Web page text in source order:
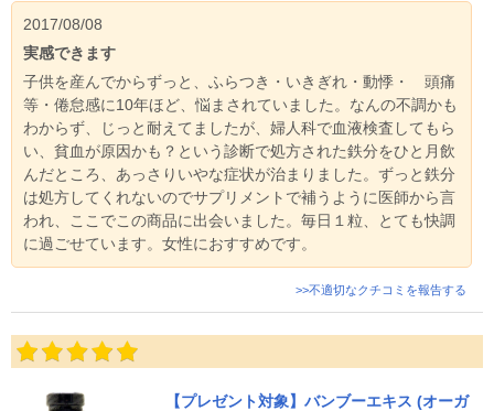
2017/08/08
実感できます
子供を産んでからずっと、ふらつき・いきぎれ・動悸・ 頭痛
等・倦怠感に10年ほど、悩まされていました。なんの不調かも
わからず、じっと耐えてましたが、婦人科で血液検査してもら
い、貧血が原因かも？という診断で処方された鉄分をひと月飲
んだところ、あっさりいやな症状が治まりました。ずっと鉄分
は処方してくれないのでサプリメントで補うように医師から言
われ、ここでこの商品に出会いました。毎日１粒、とても快調
に過ごせています。女性におすすめです。
>>不適切なクチコミを報告する
【プレゼント対象】バンブーエキス (オーガ